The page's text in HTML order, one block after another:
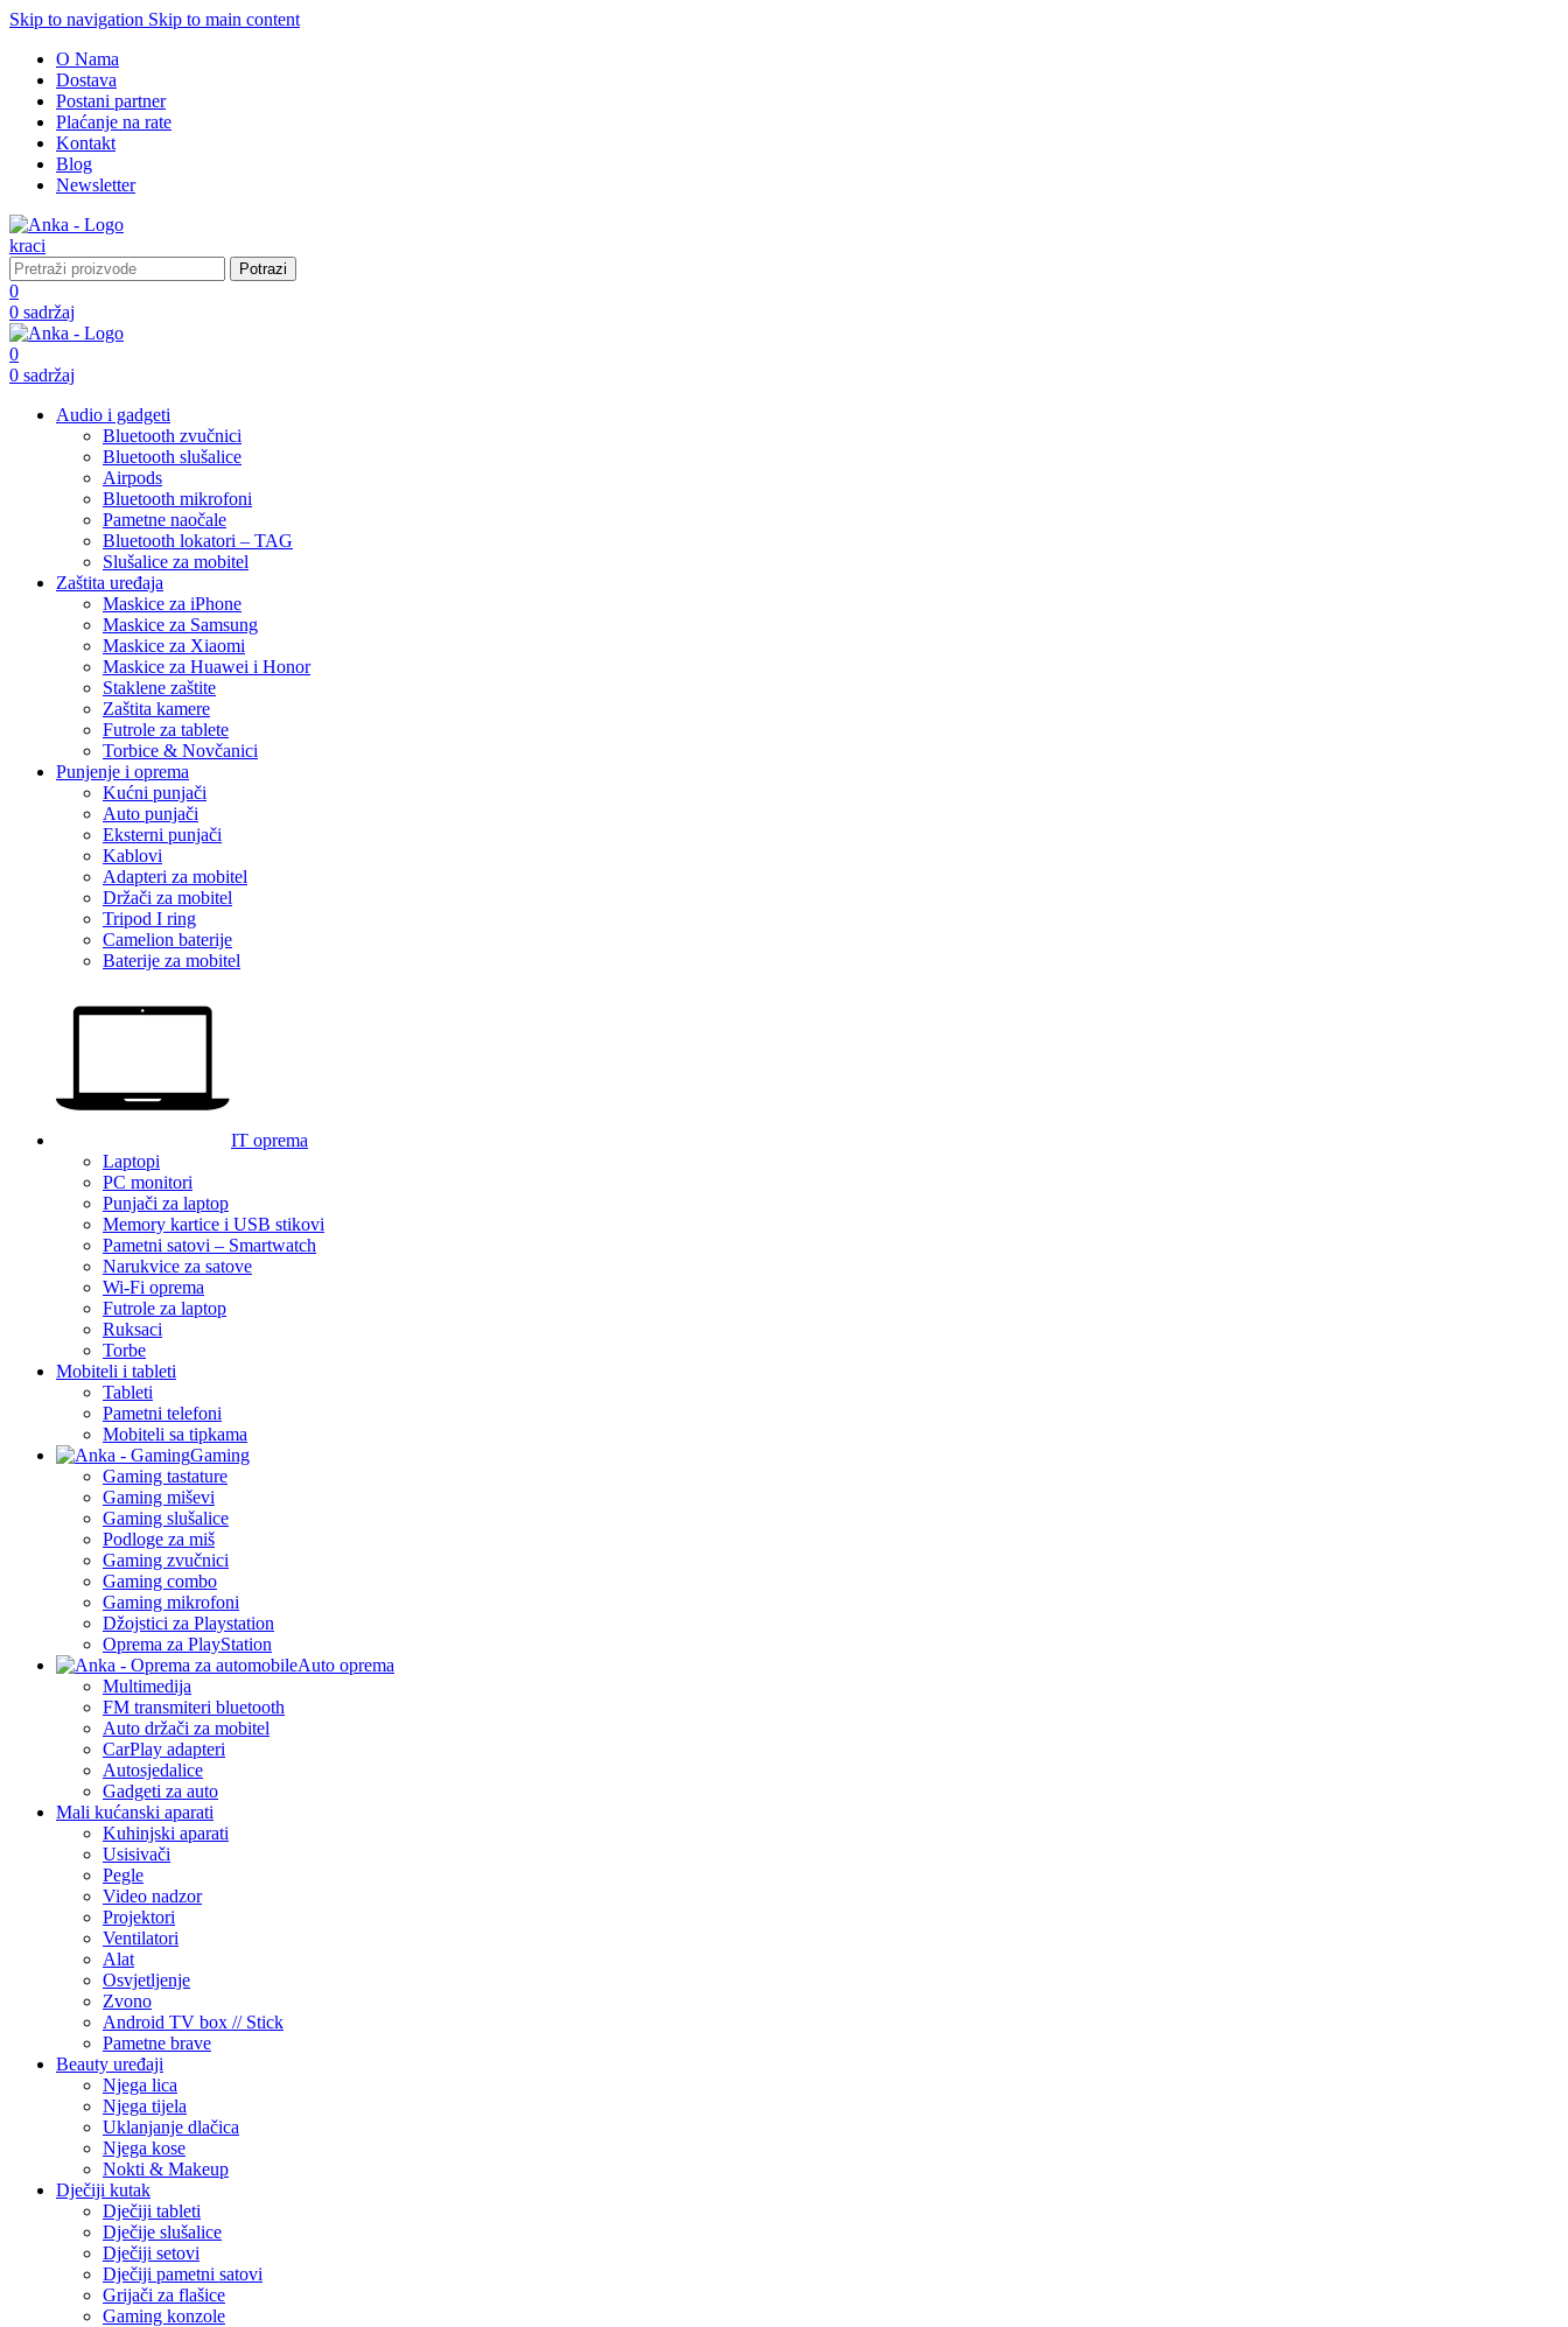
Skip to navigation Skip to main content
O Nama
Dostava
Postani partner
Plaćanje na rate
Kontakt
Blog
Newsletter
Potrazi
0
0 sadržaj
0
0 sadržaj
Audio i gadgeti
Bluetooth zvučnici
Bluetooth slušalice
Airpods
Bluetooth mikrofoni
Pametne naočale
Bluetooth lokatori – TAG
Slušalice za mobitel
Zaštita uređaja
Maskice za iPhone
Maskice za Samsung
Maskice za Xiaomi
Maskice za Huawei i Honor
Staklene zaštite
Zaštita kamere
Futrole za tablete
Torbice & Novčanici
Punjenje i oprema
Kućni punjači
Auto punjači
Eksterni punjači
Kablovi
Adapteri za mobitel
Držači za mobitel
Tripod I ring
Camelion baterije
Baterije za mobitel
IT oprema
Laptopi
PC monitori
Punjači za laptop
Memory kartice i USB stikovi
Pametni satovi – Smartwatch
Narukvice za satove
Wi-Fi oprema
Futrole za laptop
Ruksaci
Torbe
Mobiteli i tableti
Tableti
Pametni telefoni
Mobiteli sa tipkama
Gaming
Gaming tastature
Gaming miševi
Gaming slušalice
Podloge za miš
Gaming zvučnici
Gaming combo
Gaming mikrofoni
Džojstici za Playstation
Oprema za PlayStation
Auto oprema
Multimedija
FM transmiteri bluetooth
Auto držači za mobitel
CarPlay adapteri
Autosjedalice
Gadgeti za auto
Mali kućanski aparati
Kuhinjski aparati
Usisivači
Pegle
Video nadzor
Projektori
Ventilatori
Alat
Osvjetljenje
Zvono
Android TV box // Stick
Pametne brave
Beauty uređaji
Njega lica
Njega tijela
Uklanjanje dlačica
Njega kose
Nokti & Makeup
Dječiji kutak
Dječiji tableti
Dječije slušalice
Dječiji setovi
Dječiji pametni satovi
Grijači za flašice
Gaming konzole